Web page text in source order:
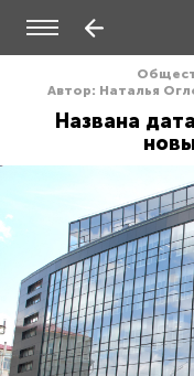
Автор: Наталья
Названа